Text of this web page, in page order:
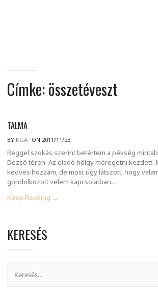
Címke:összetéveszt
TALMA
BY KGA ON 2011/11/23
Reggel szokás szerint betértem a pékség
Dezső téren. Az eladó hölgy méregetni kezdett.
kedves hozzám, de most úgy látszott, hogy
gondolkozott velem kapcsolatban..
Keep Reading →
KERESÉS